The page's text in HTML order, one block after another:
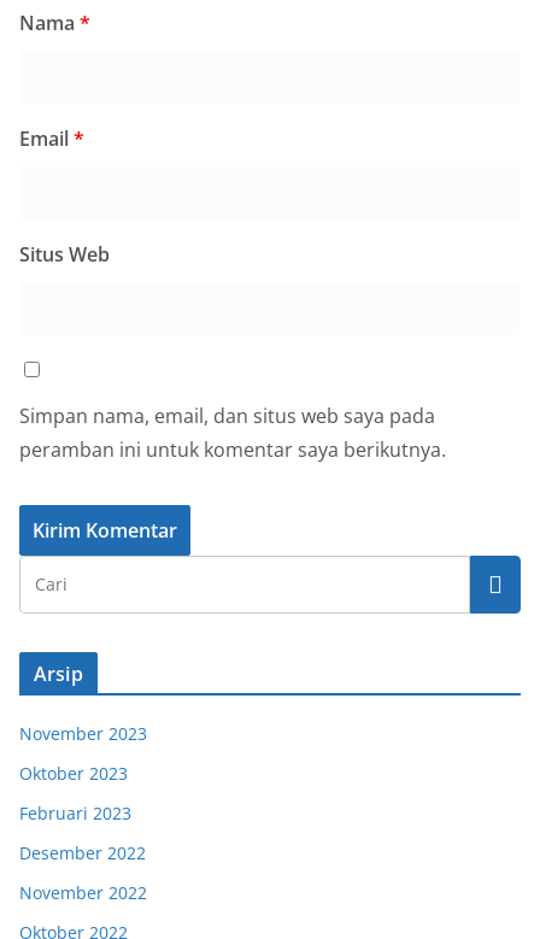
Nama *
Email*
Situs Web
Simpan nama, email, dan situs web saya pada
peramban ini untuk komentar saya berikutnya.
Arsip
November 2023
Oktober 2023
Februari 2023
Desember 2022
November 2022
Oktober 2022